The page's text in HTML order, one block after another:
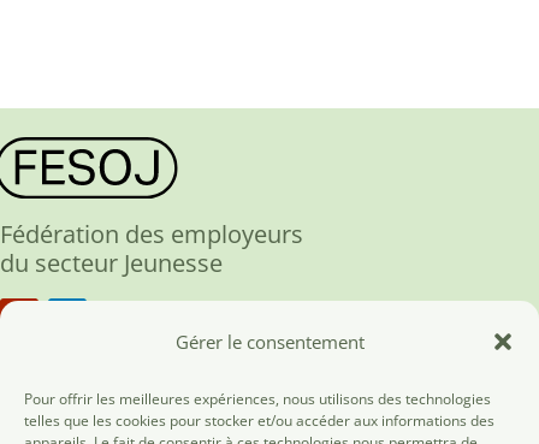
Gérer le consentement
Pour offrir les meilleures expériences, nous utilisons des technologies
telles que les cookies pour stocker et/ou accéder aux informations des
Fédération des employeurs
du secteur Jeunesse
Fesoj ASBL